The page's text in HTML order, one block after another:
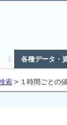
各種データ・
索 > １時間ごとの